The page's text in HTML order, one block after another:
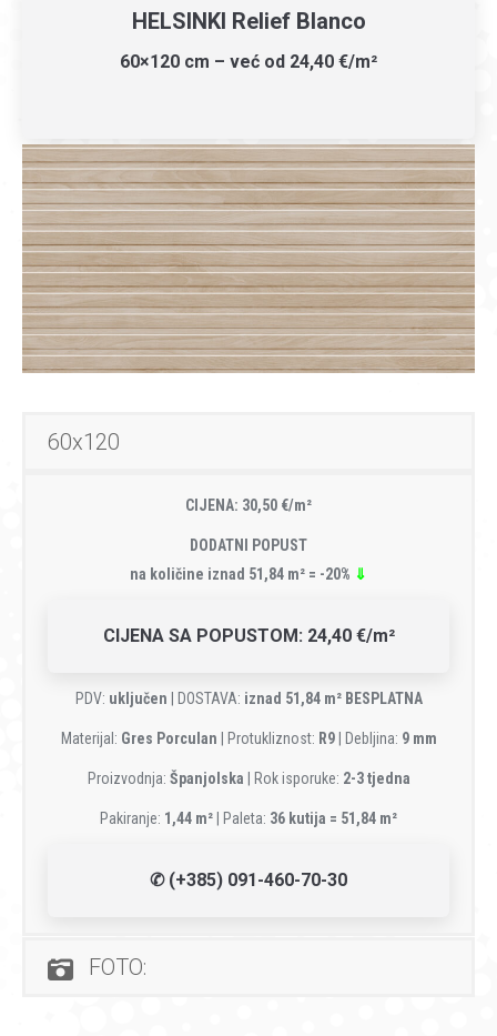
HELSINKI Relief Blanco
60×120 cm – već od 24,40 €/m²
60x120
CIJENA: 30,50 €/m²
DODATNI POPUST
na količine iznad 51,84 m² = -20% ⇓
CIJENA SA POPUSTOM: 24,40 €/m²
PDV: uključen | DOSTAVA: iznad 51,84 m² BESPLATNA
Materijal: Gres Porculan | Protukliznost: R9 | Debljina: 9 mm
Proizvodnja: Španjolska | Rok isporuke: 2-3 tjedna
Pakiranje: 1,44 m² | Paleta: 36 kutija = 51,84 m²
✆ (+385) 091-460-70-30
FOTO: